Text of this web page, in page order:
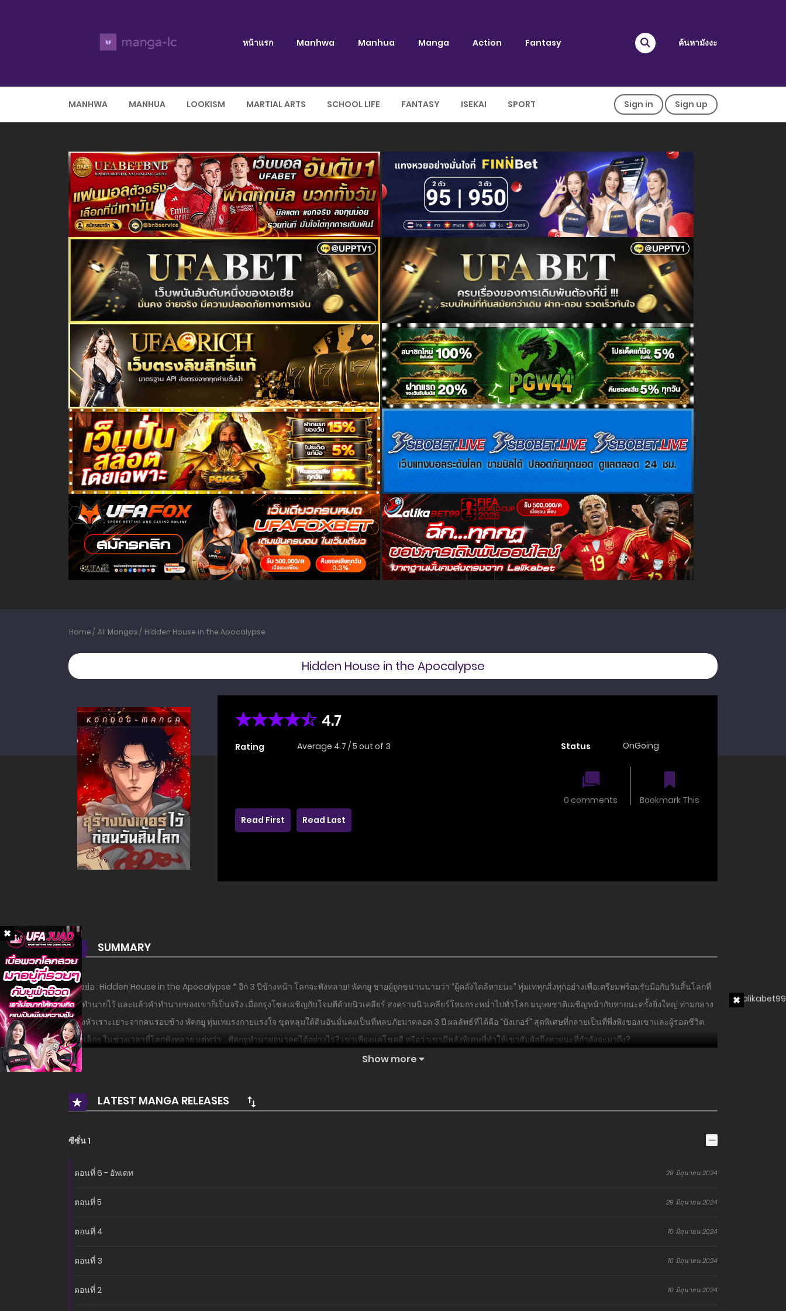
หน้าแรก Manhwa Manhua Manga Action Fantasy ค้นหามังงะ
MANHWA MANHUA LOOKISM MARTIAL ARTS SCHOOL LIFE FANTASY ISEKAI SPORT Sign in Sign up
Home All Mangas Hidden House in the Apocalypse
Hidden House in the Apocalypse
4.7
Rating Average 4.7 /5 out of 3 Status OnGoing
0 comments
Bookmark This
Read First
Read Last
SUMMARY
เรื่องย่อ : Hidden House in the Apocalypse * อีก 3 ปีข้างหน้า โลกจะพังทลาย! พัคกยู ชายผู้ถูกขนานนามว่า “ผู้คลั่งไคล้หายนะ” ทุ่มเททุกสิ่งทุกอย่างเพื่อเตรียมพร้อมรับมือกับวันสิ้นโลกที่
เขาทำนายไว้ และแล้วคำทำนายของเขาก็เป็นจริง เมื่อกรุงโซลเผชิญกับโจมตีด้วยนิวเคลียร์ สงครามนิวเคลียร์โหมกระหน่ำไปทั่วโลก มนุษยชาติเผชิญหน้ากับหายนะครั้งยิ่งใหญ่ ท่ามกลาง
เสียงหัวเราะเยาะจากคนรอบข้าง พัคกยู ทุ่มเทแรงกายแรงใจ ขุดหลุมใต้ดินอันมั่นคงเป็นที่หลบภัยมาตลอด 3 ปี ผลลัพธ์ที่ได้คือ “บังเกอร์” สุดพิเศษที่กลายเป็นที่พึ่งพิงของเขาและผู้รอดชีวิต
กลุ่มเล็กๆ ในช่วงเวลาที่โลกพังทลาย แต่ทว่า… พัคกยูทำนายอนาคตได้อย่างไร? เขาเพียงแค่โชคดี หรือว่าเขามีพลังพิเศษที่ทำให้เขาสัมผัสถึงหายนะที่กำลังจะมาถึง?
อ่านเรื่องนี้ก่อนใครได้ที่ MANGA-LC.NET เท่านั้น!
Show more
LATEST MANGA RELEASES
ซีซั่น 1
ตอนที่ 6 - อัพเดท 29 มิถุนายน 2024
ตอนที่ 5 29 มิถุนายน 2024
ตอนที่ 4 10 มิถุนายน 2024
ตอนที่ 3 10 มิถุนายน 2024
ตอนที่ 2 10 มิถุนายน 2024